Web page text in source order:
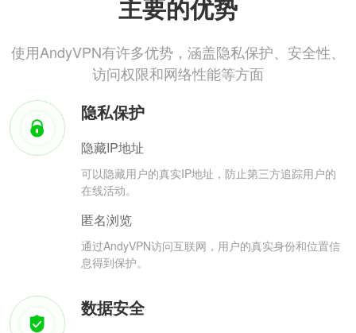
主要的优势
使用AndyVPN有许多优势，涵盖隐私保护、安全性、
访问权限和网络性能等方面
隐私保护
隐藏IP地址
可以隐藏用户的真实IP地址，防止第三方追踪用户的
在线活动。
匿名浏览
通过AndyVPN访问互联网，用户的真实身份和位置信
息得到保护。
数据安全